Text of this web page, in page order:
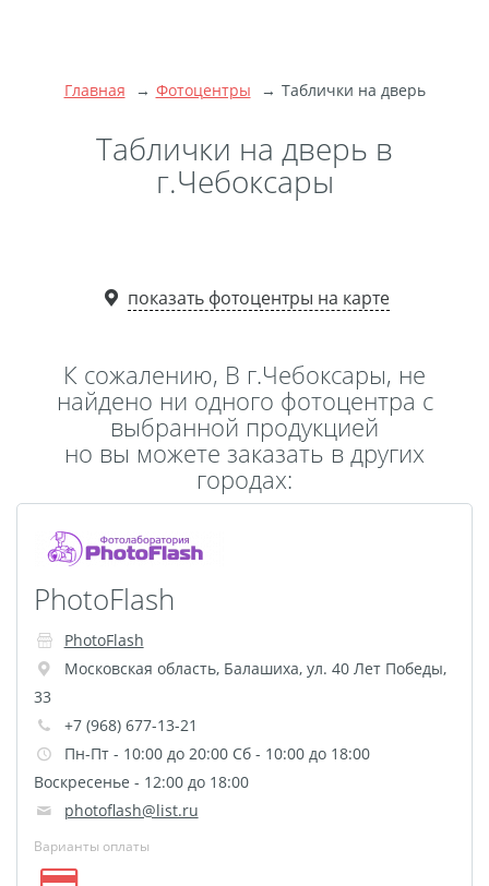
Мультипанно
Фотоколлаж
Фотобокс
Пластификация
самоклеящемся виниле
акриле
Печать на баннере
Фотообои
Трафареты
Печать на прозрачной
пленке
Напольная графика
ламинирование
Главная Фотоцентры Таблички на дверь
Таблички на дверь в
г.Чебоксары
показать фотоцентры на карте
К сожалению, В г.Чебоксары, не
найдено ни одного фотоцентра с
выбранной продукцией
но вы можете заказать в других
городах:
PhotoFlash
PhotoFlash
Московская область, Балашиха, ул. 40 Лет Победы,
33
+7 (968) 677-13-21
Пн-Пт - 10:00 до 20:00 Сб - 10:00 до 18:00
Воскресенье - 12:00 до 18:00
photoflash@list.ru
Варианты оплаты